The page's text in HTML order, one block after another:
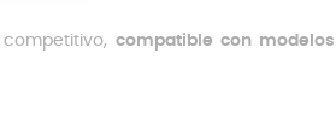
compatible con modelos